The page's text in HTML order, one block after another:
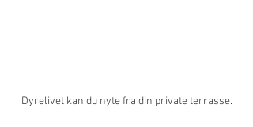
Dyrelivet kan du nyte fra din private terrasse.